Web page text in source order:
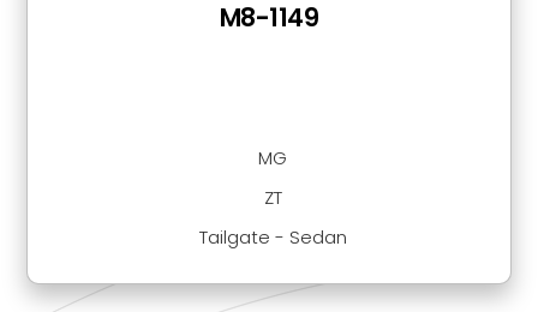
MG
ZT
Tailgate - Sedan
M8-1149